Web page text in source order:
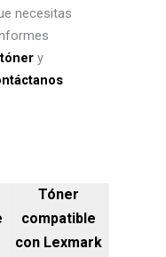
necesitas
y
Tóner
compatible
con Lexmark